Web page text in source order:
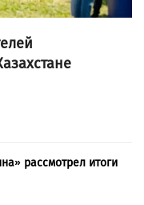
рассмотрел итоги